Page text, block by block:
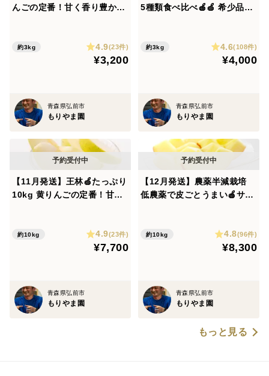
・こちらは葉とらず栽培のため、色むらや色薄のりんご
・置き配をご希望の場合は、ご住所の最後に「置き配希
望」とご入力ください。特記事項欄への記載では対応で
きません。
・1箱ごとの発送となるため、複数箱をまとめて発送す
ることはできません。
・収穫状況により、出荷前半は大きめ、後半は小さめの
🍎保存方法
商品が届きましたら、すぐに状態をご確認ください。
蔵庫の野菜室で保存してください。
新聞紙やキッチンペーパーで1個ずつ包み、ポリ袋に入
んごの定番！甘く香り豊かな
約3kg 4.9(23件)
¥3,200
青森県弘前市
もりやま園
5種類食べ比べ🍎🍏 希少品種
学肥料不使用 りんご食べ比
べ 予約 おすすめ 人気
約3kg 4.6(108件)
¥4,000
青森県弘前市
もりやま園
【11月発送】王林🍏たっぷり
10kg 黄りんごの定番！甘く
約10kg 4.9(23件)
¥7,700
青森県弘前市
もりやま園
【12月発送】農薬半減栽培
低農薬で皮ごとうまい🍎サン
予約 旬 化学肥料不使用 特別
約10kg 4.8(96件)
¥8,300
青森県弘前市
もりやま園
もっと見る